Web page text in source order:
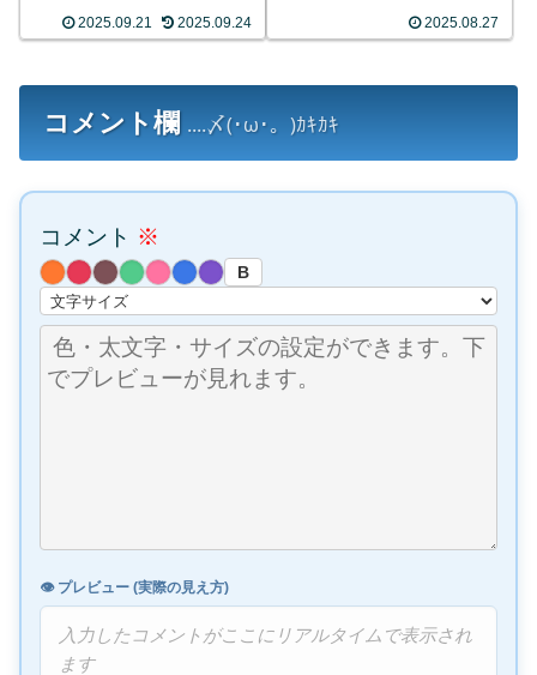
2025.09.21 2025.09.24 2025.08.27
コメント欄 ....〆(･ω･。)ｶｷｶｷ
コメント ※
B
👁️ プレビュー (実際の見え方)
入力したコメントがここにリアルタイムで表示され
ます